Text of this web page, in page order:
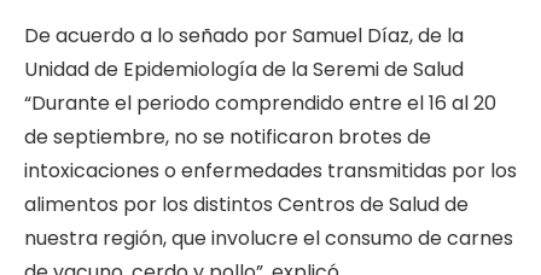
De acuerdo a lo señado por Samuel Díaz, de la
Unidad de Epidemiología de la Seremi de Salud
“Durante el periodo comprendido entre el 16 al 20
de septiembre, no se notificaron brotes de
intoxicaciones o enfermedades transmitidas por los
alimentos por los distintos Centros de Salud de
nuestra región, que involucre el consumo de carnes